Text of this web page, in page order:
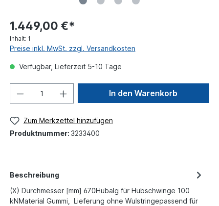
1.449,00 €*
Inhalt: 1
Preise inkl. MwSt. zzgl. Versandkosten
Verfügbar, Lieferzeit 5-10 Tage
In den Warenkorb
Zum Merkzettel hinzufügen
Produktnummer: 3233400
Beschreibung
(X) Durchmesser [mm] 670Hubalg für Hubschwinge 100
kNMaterial Gummi, Lieferung ohne Wulstringepassend für